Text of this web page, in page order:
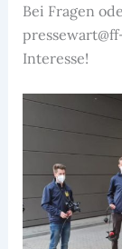
Bei Fragen
Interesse!